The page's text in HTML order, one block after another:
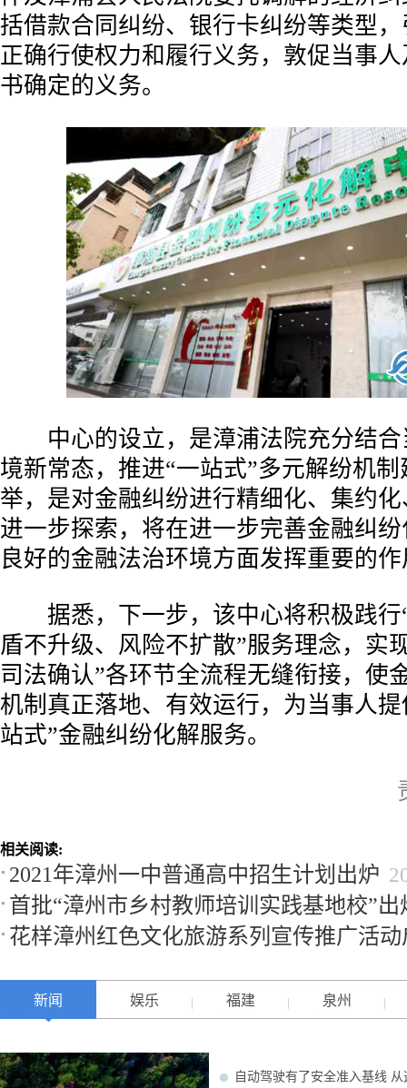
括借款合同纠纷、银行卡纠纷等类型
正确行使权力和履行义务，敦促当事
书确定的义务。
中心的设立，是漳浦法院充分结合
境新常态，推进“一站式”多元解纷机
举，是对金融纠纷进行精细化、集约
进一步探索，将在进一步完善金融纠
良好的金融法治环境方面发挥重要的
据悉，下一步，该中心将积极践行
盾不升级、风险不扩散”服务理念，实
司法确认”各环节全流程无缝衔接，使
机制真正落地、有效运行，为当事人
站式”金融纠纷化解服务。
相关阅读:
2021年漳州一中普通高中招生计划出炉
首批“漳州市乡村教师培训实践基地校”出
花样漳州红色文化旅游系列宣传推广活动
新闻 娱乐 福建 泉州
自动驾驶有了安全准入基线